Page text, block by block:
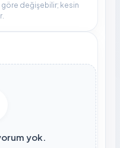
göre değişebilir; kesin
yok.